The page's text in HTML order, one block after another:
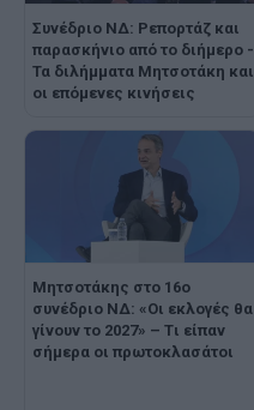
Συνέδριο ΝΔ: Ρεπορτάζ και
παρασκήνιο από το διήμερο -
Τα διλήμματα Μητσοτάκη και
οι επόμενες κινήσεις
Μητσοτάκης στο 16ο
συνέδριο ΝΔ: «Οι εκλογές θα
γίνουν το 2027» – Tι είπαν
σήμερα οι πρωτοκλασάτοι